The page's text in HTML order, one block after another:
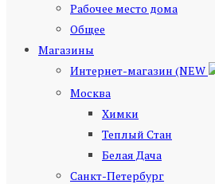
Рабочее место дома
Общее
Магазины
Интернет-магазин (NEW
Москва
Химки
Теплый Стан
Белая Дача
Санкт-Петербург